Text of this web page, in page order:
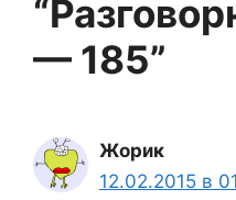
— 185”
Жорик
12.02.2015 в